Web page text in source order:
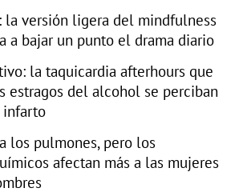
la versión ligera del mindfulness
a bajar un punto el drama diario
la taquicardia afterhours que
estragos del alcohol se perciban
infarto
los pulmones, pero los
afectan más a las mujeres